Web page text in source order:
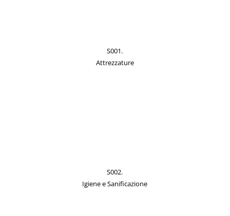
S001.
Attrezzature
S002.
Igiene e Sanificazione